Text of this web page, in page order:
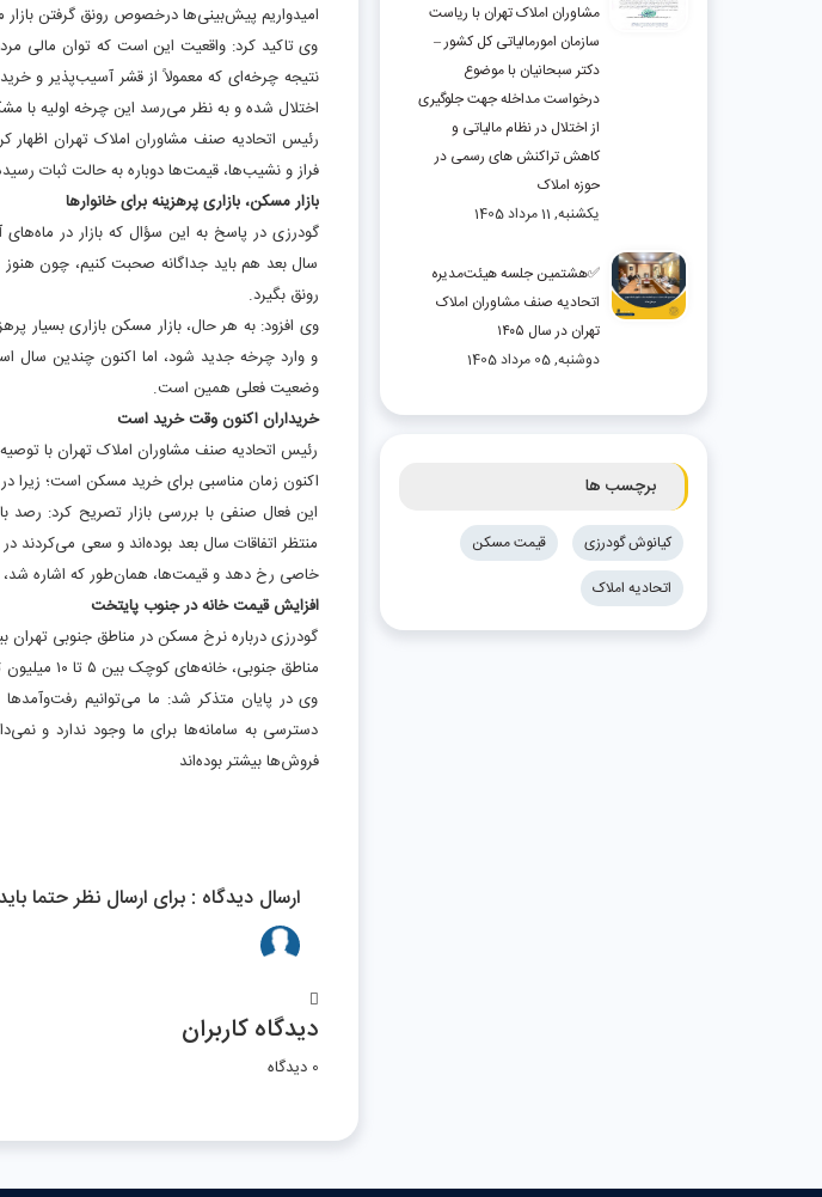
مشاوران املاک تهران با ریاست
سازمان امورمالیاتی کل کشور –
دکتر سبحانیان با موضوع
درخواست مداخله جهت جلوگیری
از اختلال در نظام مالیاتی و
کاهش تراکنش های رسمی در
حوزه املاک
یکشنبه, 11 مرداد 1405
✅هشتمین جلسه هیئت‌مدیره
اتحادیه صنف مشاوران املاک
تهران در سال ۱۴۰۵
دوشنبه, 05 مرداد 1405
برچسب ها
کیانوش گودرزی
قیمت مسکن
اتحادیه املاک
امیدواریم پیش‌بینی‌ها درخصوص رونق گرفتن
وی تاکید کرد: واقعیت این است که توان مالی
نتیجه چرخه‌ای که معمولاً از قشر آسیب‌پذیر و
اختلال شده و به نظر می‌رسد این چرخه اولیه
رئیس اتحادیه صنف مشاوران املاک تهران اظهار
فراز و نشیب‌ها، قیمت‌ها دوباره به حالت ثبات
بازار مسکن، بازاری پرهزینه برای خانوارها
گودرزی در پاسخ به این سؤال که بازار در
سال بعد هم باید جداگانه صحبت کنیم، چون هنوز
رونق بگیرد.
وی افزود: به هر حال، بازار مسکن بازاری بسیار
و وارد چرخه جدید شود، اما اکنون چندین سال
وضعیت فعلی همین است.
خریداران اکنون وقت خرید است
رئیس اتحادیه صنف مشاوران املاک تهران با
اکنون زمان مناسبی برای خرید مسکن است؛ زیرا در
این فعال صنفی با بررسی بازار تصریح کرد: رصد
منتظر اتفاقات سال بعد بوده‌اند و سعی می‌کردند
خاصی رخ دهد و قیمت‌ها، همان‌طور که اشاره شد،
افزایش قیمت خانه در جنوب پایتخت
گودرزی درباره نرخ مسکن در مناطق جنوبی تهران
مناطق جنوبی، خانه‌های کوچک بین ۵ تا ۱۰ میلیون تومان افزایش قیمت داشته‌اند. در مجموع، می‌توان گفت حداقل در تهران، قیمت‌ها ثابت است
وی در پایان متذکر شد: ما می‌توانیم رفت‌وآمدها
دسترسی به سامانه‌ها برای ما وجود ندارد و
فروش‌ها بیشتر بوده‌اند
ارسال دیدگاه : برای ارسال نظر حتما
دیدگاه کاربران
0 دیدگاه